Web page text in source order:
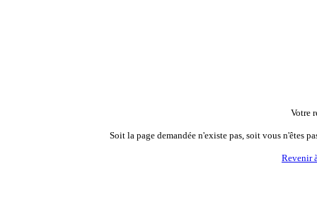
Votre
Soit la page demandée n'existe pas, soit vous n'êtes
Revenir